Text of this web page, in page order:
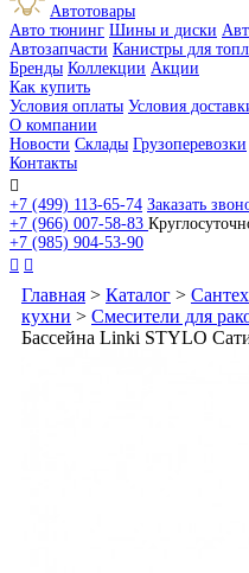
Автотовары
Авто тюнинг Шины и диски
Автозапчасти Канистры для
Бренды Коллекции Акции
Как купить
Условия оплаты Условия
О компании
Новости Склады Грузоперевозки
Контакты

+7 (499) 113-65-74 Заказать
+7 (966) 007-58-83
+7 (985) 904-53-90
 
Главная > Каталог >
кухни > Смесители для
Бассейна Linki STYLO